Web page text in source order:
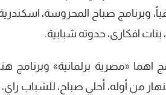
ويعرض 5 مرات اسبوعياً، وبرنامج صباح
بنات افكارى، حدوته شبابية.
اهما «مصرية برلمانية»
من أوله، أحلي صباح، للشباب